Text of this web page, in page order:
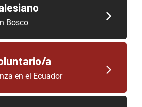
Bosco
a
en el Ecuador